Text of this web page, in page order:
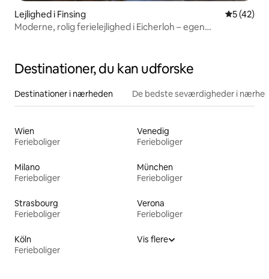
Lejlighed i Finsing 5 ud af 5 i
5 (42)
Moderne, rolig ferielejlighed i Eicherloh – egen
Destinationer, du kan udforske
Destinationer i nærheden De bedste seværdigheder i
Wien
Ferieboliger
Venedig
Ferieboliger
Milano
Ferieboliger
München
Ferieboliger
Strasbourg
Ferieboliger
Verona
Ferieboliger
Köln
Ferieboliger
Vis flere